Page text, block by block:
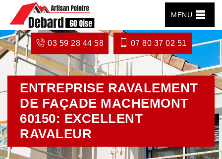
MENU
03 59 28 44 58 07 80 37 02 51
ENTREPRISE RAVALEMENT
DE FAÇADE MACHEMONT
60150: EXCELLENT
RAVALEUR